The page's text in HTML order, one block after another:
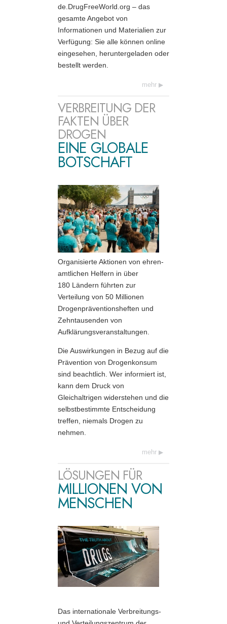
de.DrugFreeWorld.org – das
gesamte Angebot von
Informationen und Materialien zur
Verfügung: Sie alle können online
eingesehen, heruntergeladen oder
bestellt werden.
mehr
VERBREITUNG DER
FAKTEN ÜBER
DROGEN
EINE GLOBALE
BOTSCHAFT
Organisierte Aktionen von ehren­
amtlichen Helfern in über
180 Ländern führten zur
Verteilung von 50 Millionen
Drogenpräventionsheften und
Zehntausenden von
Aufklärungsveranstaltungen.
Die Auswirkungen in Bezug auf die
Prävention von Drogenkonsum
sind beachtlich. Wer informiert ist,
kann dem Druck von
Gleichaltrigen widerstehen und die
selbstbestimmte Entscheidung
treffen, niemals Drogen zu
nehmen.
mehr
LÖSUNGEN FÜR
MILLIONEN VON
MENSCHEN
Das internationale Verbreitungs-